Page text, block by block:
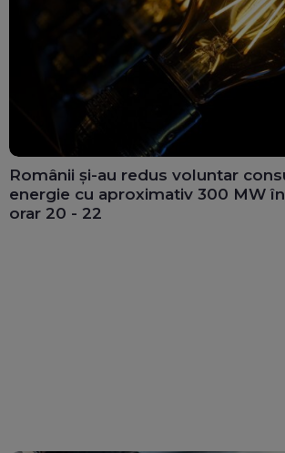
Românii și-au redus voluntar
energie cu aproximativ 300 MW
orar 20 - 22